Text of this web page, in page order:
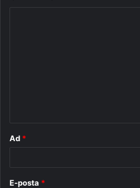
Ad *
E-posta *